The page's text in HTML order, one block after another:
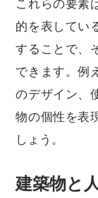
これらの要素
的を表してい
することで、
できます。例
のデザイン、
物の個性を表
しょう。
建築物と